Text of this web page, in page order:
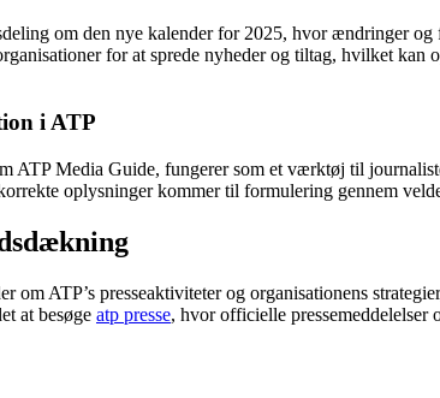
om den nye kalender for 2025, hvor ændringer
for at sprede nyheder og tiltag, hvilket kan
i ATP
ATP Media Guide, fungerer som et værktøj til
oplysninger kommer til formulering gennem
om ATP’s presseaktiviteter og organisationens
at besøge atp presse, hvor officielle pressemeddelelser